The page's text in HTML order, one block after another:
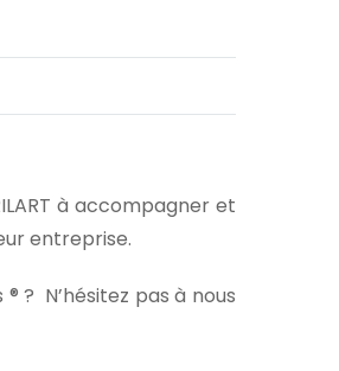
à accompagner et
entreprise.
? N’hésitez pas à nous